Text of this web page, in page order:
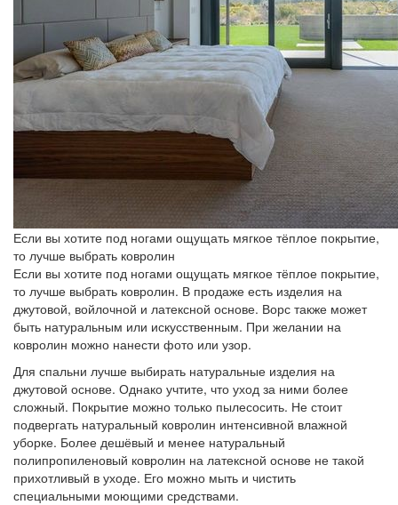
Если вы хотите под ногами ощущать мягкое тёплое покрытие,
то лучше выбрать ковролин
Если вы хотите под ногами ощущать мягкое тёплое покрытие,
то лучше выбрать ковролин. В продаже есть изделия на
джутовой, войлочной и латексной основе. Ворс также может
быть натуральным или искусственным. При желании на
ковролин можно нанести фото или узор.
Для спальни лучше выбирать натуральные изделия на
джутовой основе. Однако учтите, что уход за ними более
сложный. Покрытие можно только пылесосить. Не стоит
подвергать натуральный ковролин интенсивной влажной
уборке. Более дешёвый и менее натуральный
полипропиленовый ковролин на латексной основе не такой
прихотливый в уходе. Его можно мыть и чистить
специальными моющими средствами.